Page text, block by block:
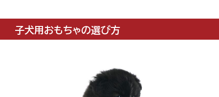
子犬用おもちゃの選び方